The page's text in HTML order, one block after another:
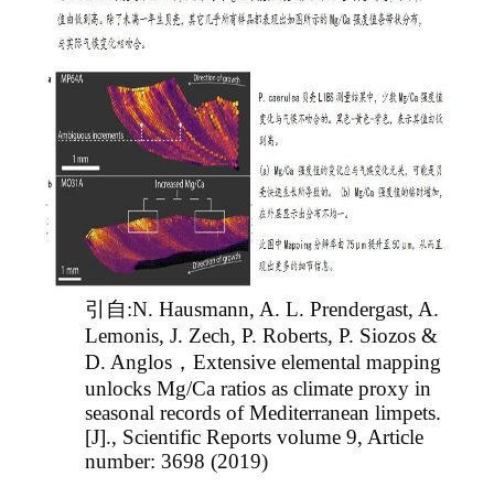
引自:N. Hausmann, A. L. Prendergast, A.
Lemonis, J. Zech, P. Roberts, P. Siozos &
D. Anglos，Extensive elemental mapping
unlocks Mg/Ca ratios as climate proxy in
seasonal records of Mediterranean limpets.
[J]., Scientific Reports volume 9, Article
number: 3698 (2019)